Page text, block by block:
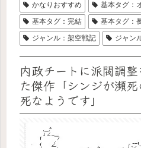
かなりおすすめ
基本タグ：
基本タグ：完結
基本タグ：
ジャンル：架空戦記
ジャン
内政チートに派閥調
た傑作「シンジが瀕
死なようです」